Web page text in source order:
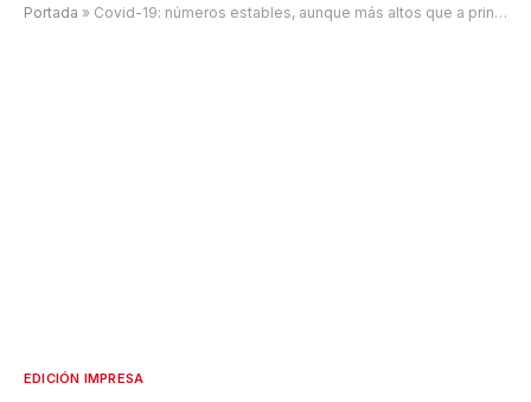
Portada » Covid-19: números estables, aunque más altos que a principio de este mes
EDICIÓN IMPRESA